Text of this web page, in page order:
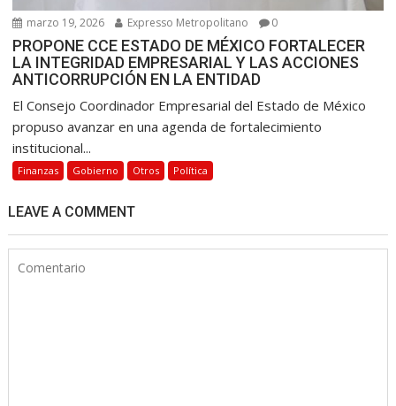
marzo 19, 2026 Expresso Metropolitano 0
PROPONE CCE ESTADO DE MÉXICO FORTALECER
LA INTEGRIDAD EMPRESARIAL Y LAS ACCIONES
ANTICORRUPCIÓN EN LA ENTIDAD
El Consejo Coordinador Empresarial del Estado de México
propuso avanzar en una agenda de fortalecimiento
institucional...
Finanzas Gobierno Otros Política
LEAVE A COMMENT